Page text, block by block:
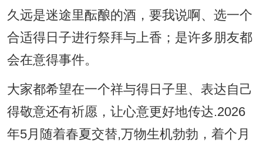
久远是迷途里酝酿的酒，要我说啊、选一个
合适得日子进行祭拜与上香；是许多朋友都
会在意得事件。
大家都希望在一个祥与得日子里、表达自己
得敬意还有祈愿，让心意更好地传达.2026
年5月随着春夏交替,万物生机勃勃，着个月